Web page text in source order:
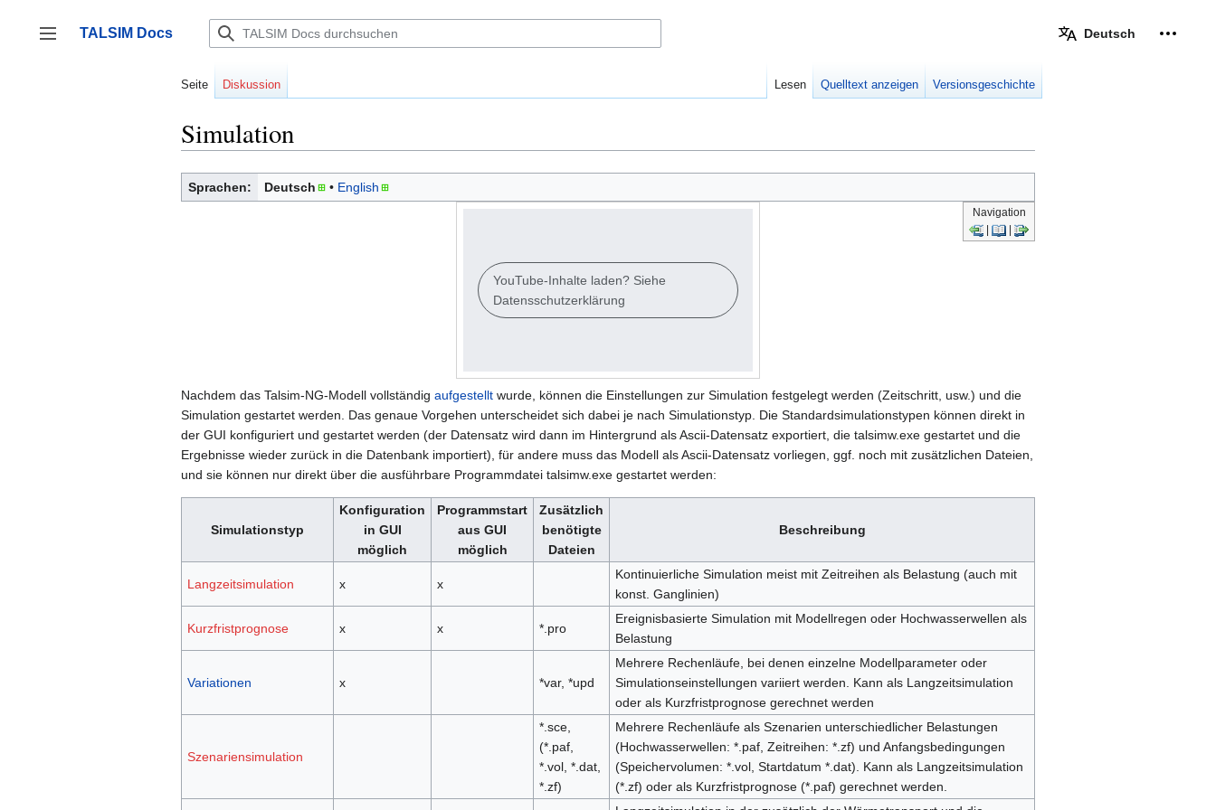
springen
Seitenleiste umschalten
TALSIM Docs Deutsch
Seite Diskussion Lesen Quelltext anzeigen Versionsgeschichte
Simulation
Sprachen: Deutsch English
Navigation
YouTube-Inhalte laden? Siehe
Datensschutzerklärung
Nachdem das Talsim-NG-Modell vollständig aufgestellt wurde, können die Einstellungen zur Simulation festgelegt werden (Zeitschritt, usw.) und die
Simulation gestartet werden. Das genaue Vorgehen unterscheidet sich dabei je nach Simulationstyp. Die Standardsimulationstypen können direkt in
der GUI konfiguriert und gestartet werden (der Datensatz wird dann im Hintergrund als Ascii-Datensatz exportiert, die talsimw.exe gestartet und die
Ergebnisse wieder zurück in die Datenbank importiert), für andere muss das Modell als Ascii-Datensatz vorliegen, ggf. noch mit zusätzlichen Dateien,
und sie können nur direkt über die ausführbare Programmdatei talsimw.exe gestartet werden:
Simulationstyp
Konfiguration
in GUI
möglich
Programmstart
aus GUI
möglich
Zusätzlich
benötigte
Dateien
Beschreibung
Langzeitsimulation x x
Kontinuierliche Simulation meist mit Zeitreihen als Belastung (auch mit
konst. Ganglinien)
Kurzfristprognose x x *.pro
Ereignisbasierte Simulation mit Modellregen oder Hochwasserwellen als
Belastung
Variationen x *var, *upd
Mehrere Rechenläufe, bei denen einzelne Modellparameter oder
Simulationseinstellungen variiert werden. Kann als Langzeitsimulation
oder als Kurzfristprognose gerechnet werden
Szenariensimulation
*.sce,
(*.paf,
*.vol, *.dat,
*.zf)
Mehrere Rechenläufe als Szenarien unterschiedlicher Belastungen
(Hochwasserwellen: *.paf, Zeitreihen: *.zf) und Anfangsbedingungen
(Speichervolumen: *.vol, Startdatum *.dat). Kann als Langzeitsimulation
(*.zf) oder als Kurzfristprognose (*.paf) gerechnet werden.